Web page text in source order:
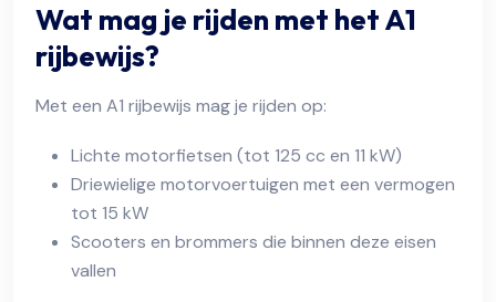
Wat mag je rijden met het A1
rijbewijs?
Met een A1 rijbewijs mag je rijden op:
Lichte motorfietsen (tot 125 cc en 11 kW)
Driewielige motorvoertuigen met een vermogen
tot 15 kW
Scooters en brommers die binnen deze eisen
vallen